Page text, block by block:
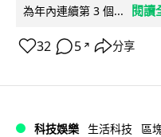
為年內連續第 3 個...
閱讀
32 5 ↗ 分享
科技娛樂 生活科技 區